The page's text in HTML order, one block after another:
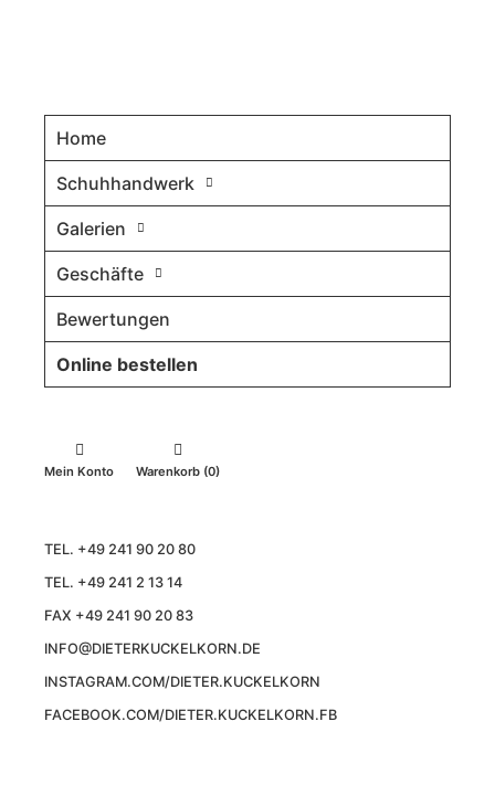
Home
Schuhhandwerk
Galerien
Geschäfte
Bewertungen
Online bestellen
Mein Konto Warenkorb (0)
TEL. +49 241 90 20 80
TEL. +49 241 2 13 14
FAX +49 241 90 20 83
INFO@DIETERKUCKELKORN.DE
INSTAGRAM.COM/DIETER.KUCKELKORN
FACEBOOK.COM/DIETER.KUCKELKORN.FB